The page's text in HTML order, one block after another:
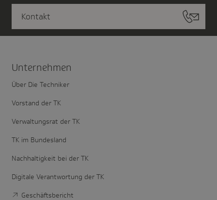
Kontakt
Unter­nehmen
Über Die Techniker
Vorstand der TK
Verwaltungsrat der TK
TK im Bundesland
Nachhaltigkeit bei der TK
Digitale Verantwortung der TK
Geschäftsbericht